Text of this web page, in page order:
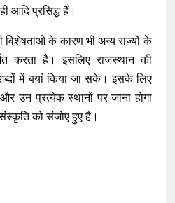
आदि प्रसिद्ध हैं।
के कारण भी अन्य राज्यों के
करता है। इसलिए राजस्थान की
में बयां किया जा सके। इसके लिए
उन प्रत्येक स्थानों पर जाना होगा
को संजोए हुए है।